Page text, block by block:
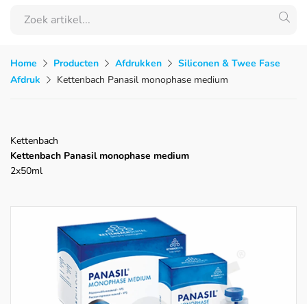
Home Producten Afdrukken
Siliconen & Twee Fase
Afdruk
Kettenbach Panasil monophase medium
Kettenbach
Kettenbach Panasil monophase medium
2x50ml